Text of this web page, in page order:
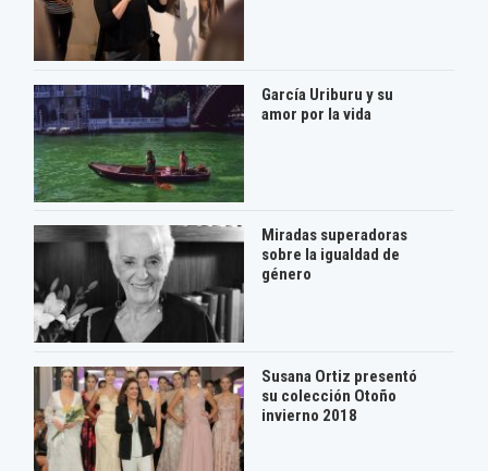
García Uriburu y su
amor por la vida
Miradas superadoras
sobre la igualdad de
género
Susana Ortiz presentó
su colección Otoño
invierno 2018